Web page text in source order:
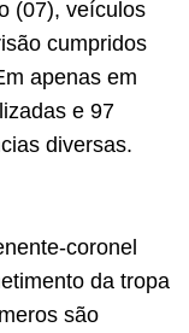
(07), veículos
cumpridos
apenas em
e 97
diversas.
coronel
da tropa
são